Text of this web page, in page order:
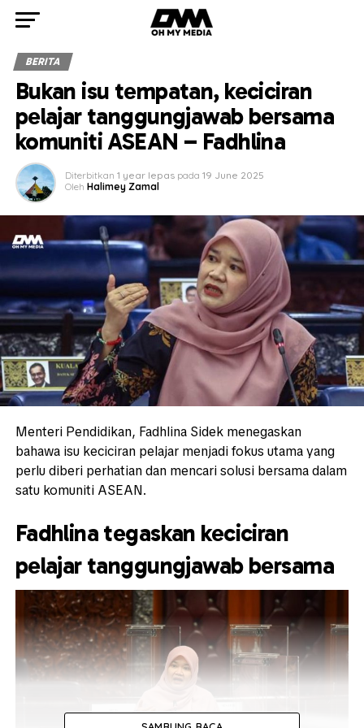
BERITA
Bukan isu tempatan, keciciran
pelajar tanggungjawab bersama
komuniti ASEAN – Fadhlina
Diterbitkan 1 year lepas pada 19 June 2025
Oleh Halimey Zamal
Menteri Pendidikan, Fadhlina Sidek menegaskan
bahawa isu keciciran pelajar menjadi fokus utama yang
perlu diberi perhatian dan mencari solusi bersama dalam
satu komuniti ASEAN.
Fadhlina tegaskan keciciran
pelajar tanggungjawab bersama